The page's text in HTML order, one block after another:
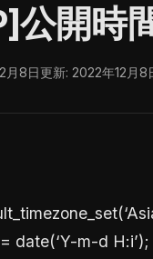
公開時
月8日更新: 2022年12月8
date(‘Y-m-d H:i’);